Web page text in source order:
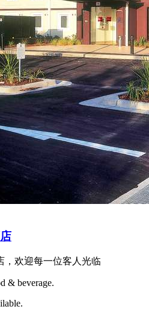
，欢迎每一位客人光临
& beverage.